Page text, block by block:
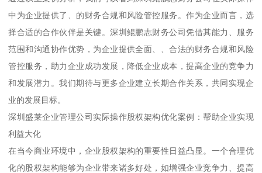
中为企业提供了、的财务合规和风险管控服务。作为企业而言，选
择合适的合作伙伴是关键。深圳鲲鹏志财务公司凭借其能力、服务
范围和沟通协作优势，为企业提供全面、、合法的财务合规和风险
管控服务，助力企业成功发展，降低企业成本，提高企业的竞争力
和发展潜力。我们期待与更多企业建立长期合作关系，共同实现企
业的发展目标。
深圳盛莱企业管理公司实际操作股权架构优化案例：帮助企业实现
利益大化
在当今商业环境中，企业股权架构的重要性日益凸显。一个合理优
化的股权架构能够为企业带来诸多好处，如增强企业竞争力、提高